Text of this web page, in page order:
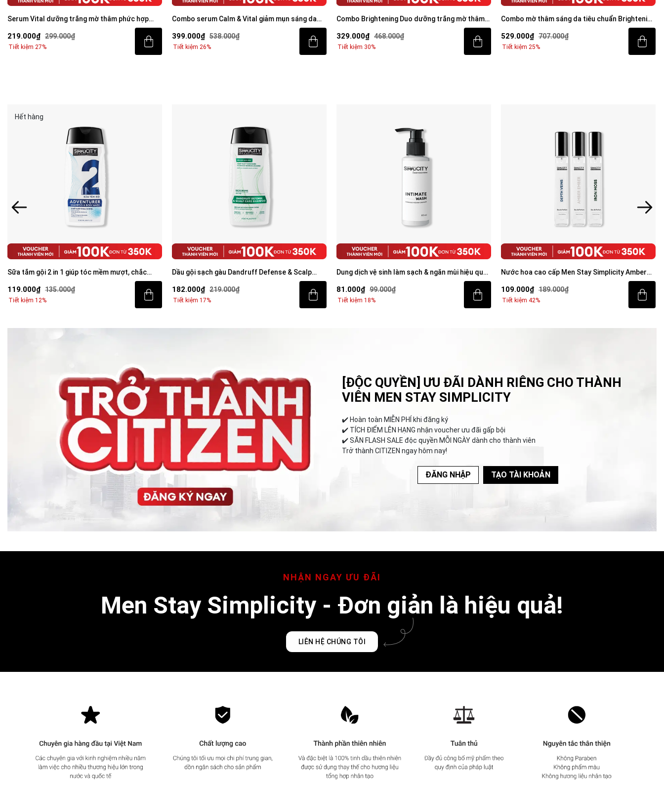
Serum Vital dưỡng trắng mờ thâm phức hợp
219.000₫ 299.000₫
Tiết kiệm 27%
Combo serum Calm & Vital giảm mụn sáng da
Niacinamide 30ml
399.000₫ 538.000₫
Tiết kiệm 26%
Combo Brightening Duo dưỡng trắng mờ thâm
tiết kiệm: Sữa rửa mặt 100g & Serum Vital 30ml
329.000₫ 468.000₫
Tiết kiệm 30%
Combo mờ thâm sáng da tiêu chuẩn Brightening
529.000₫ 707.000₫
Tiết kiệm 25%
Hết hàng
Sữa tắm gội 2 in 1 giúp tóc mềm mượt, chắc
119.000₫ 135.000₫
Tiết kiệm 12%
Dầu gội sạch gàu Dandruff Defense & Scalp
182.000₫ 219.000₫
Tiết kiệm 17%
Dung dịch vệ sinh làm sạch & ngăn mùi hiệu quả
81.000₫ 99.000₫
Tiết kiệm 18%
Nước hoa cao cấp Men Stay Simplicity Amber
Ember/Iron Moss/Depth Veins Eau De Parfum
9ml
109.000₫ 189.000₫
Tiết kiệm 42%
[ĐỘC QUYỀN] ƯU ĐÃI DÀNH RIÊNG CHO THÀNH
VIÊN MEN STAY SIMPLICITY
✔️︎ Hoàn toàn MIỄN PHÍ khi đăng ký
✔️︎ TÍCH ĐIỂM LÊN HẠNG nhận voucher ưu đãi gấp bội
✔️︎ SĂN FLASH SALE độc quyền MỖI NGÀY dành cho thành viên
Trở thành CITIZEN ngay hôm nay!
ĐĂNG NHẬP TẠO TÀI KHOẢN
NHẬN NGAY ƯU ĐÃI
Men Stay Simplicity - Đơn giản là hiệu quả!
LIÊN HỆ CHÚNG TÔI